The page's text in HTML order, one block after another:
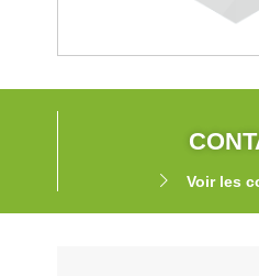
Voir les